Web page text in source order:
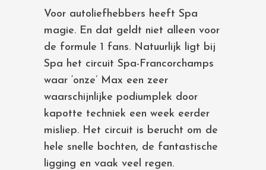
Voor autoliefhebbers heeft Spa
magie. En dat geldt niet alleen voor
de formule 1 fans. Natuurlijk ligt bij
Spa het circuit Spa-Francorchamps
waar ‘onze’ Max een zeer
waarschijnlijke podiumplek door
kapotte techniek een week eerder
misliep. Het circuit is berucht om de
hele snelle bochten, de fantastische
ligging en vaak veel regen.